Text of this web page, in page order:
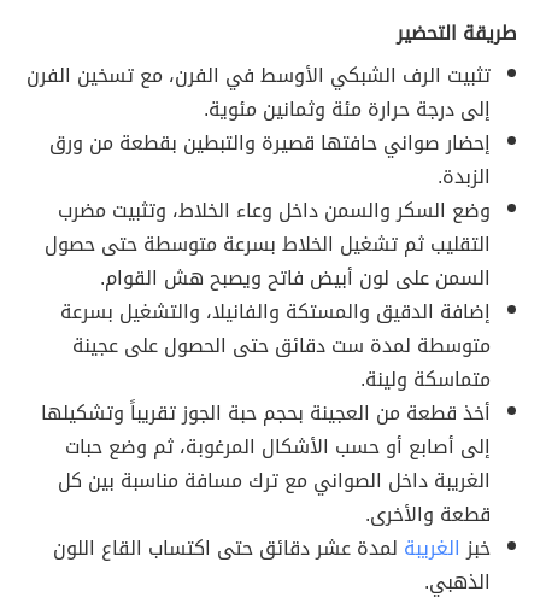
طريقة التحضير
تثبيت الرف الشبكي الأوسط في الفرن، مع تسخين الفرن
إلى درجة حرارة مئة وثمانين مئوية.
إحضار صواني حافتها قصيرة والتبطين بقطعة من ورق
الزبدة.
وضع السكر والسمن داخل وعاء الخلاط، وتثبيت مضرب
التقليب ثم تشغيل الخلاط بسرعة متوسطة حتى حصول
السمن على لون أبيض فاتح ويصبح هش القوام.
إضافة الدقيق والمستكة والفانيلا، والتشغيل بسرعة
متوسطة لمدة ست دقائق حتى الحصول على عجينة
متماسكة ولينة.
أخذ قطعة من العجينة بحجم حبة الجوز تقريباً وتشكيلها
إلى أصابع أو حسب الأشكال المرغوبة، ثم وضع حبات
الغريبة داخل الصواني مع ترك مسافة مناسبة بين كل
قطعة والأخرى.
خبزالغريبة لمدة عشر دقائق حتى اكتساب القاع اللون
الذهبي.